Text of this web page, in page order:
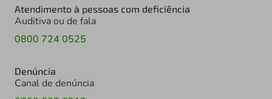
Atendimento à pessoas com deficiência
Auditiva ou de fala
0800 724 0525
Denúncia
Canal de denúncia